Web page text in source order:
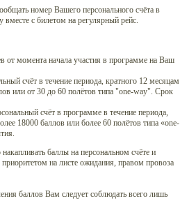
номер Вашего персонального счёта в
вместе с билетом на регулярный рейс.
от момента начала участия в программе на Ваш
счёт в течение периода, кратного 12 месяцам
или от 30 до 60 полётов типа "one-way". Срок
счёт в программе в течение периода,
18000 баллов или более 60 полётов типа «one-
баллы на персональном счёте и
на листе ожидания, правом провоза
баллов Вам следует соблюдать всего лишь